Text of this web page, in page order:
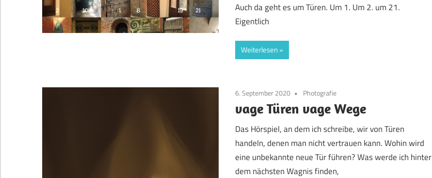
Auch da geht es um Türen. Um 1. Um 2. um 21.
Eigentlich
Weiterlesen
6. September 2020 Photografie
vage Türen vage Wege
Das Hörspiel, an dem ich schreibe, wir von Türen
handeln, denen man nicht vertrauen kann. Wohin wird
eine unbekannte neue Tür führen? Was werde ich hinter
dem nächsten Wagnis finden,